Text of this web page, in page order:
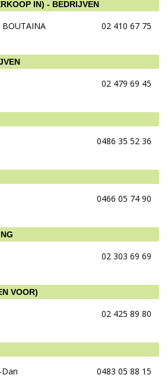
IN) - BEDRIJVEN
BOUTAINA 02 410 67 75
02 479 69 45
0486 35 52 36
0466 05 74 90
02 303 69 69
VOOR)
02 425 89 80
0483 05 88 15